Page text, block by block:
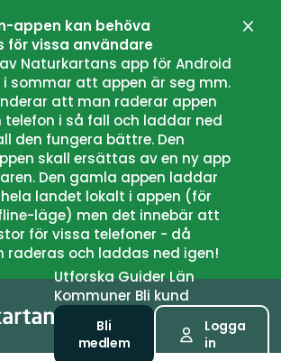
appen kan behöva
för vissa användare
Naturkartans app för Android
sommar att appen är seg mm.
att man raderar appen
telefon i så fall och laddar ned
den fungera bättre. Den
skall ersättas av en ny app
Den gamla appen laddar
landet lokalt i appen (för
läge) men det innebär att
för vissa telefoner - då
raderas och laddas ned igen!
UtforskaGuiderLän
Kommuner Bli kund
Bli
medlem
Logga
in